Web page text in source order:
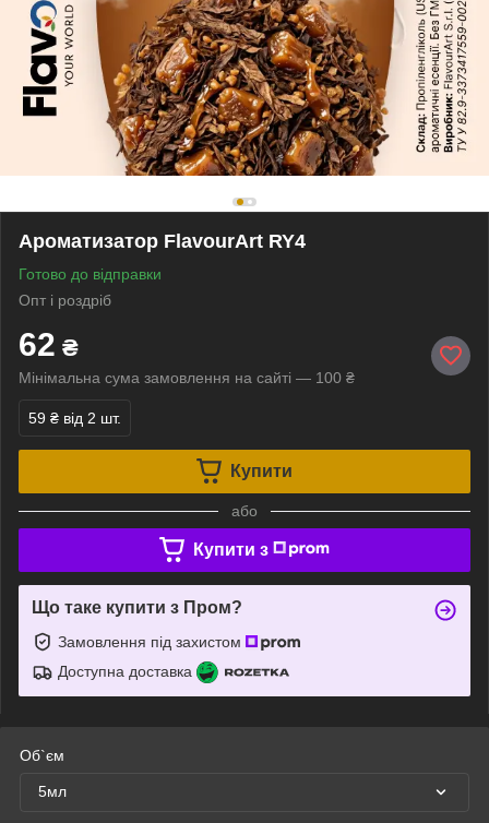
Ароматизатор FlavourArt RY4
Готово до відправки
Опт і роздріб
62 ₴
Мінімальна сума замовлення на сайті — 100 ₴
59 ₴ від 2 шт.
Купити
або
Купити з
Що таке купити з Пром?
Замовлення під захистом
Доступна доставка
Об`єм
5мл